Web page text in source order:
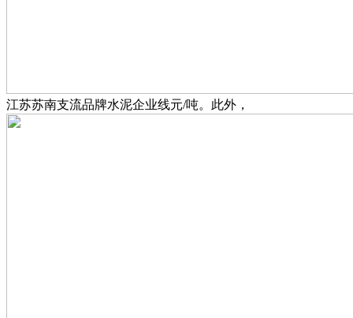
江苏苏南支流品牌水泥企业线元/吨。此外，